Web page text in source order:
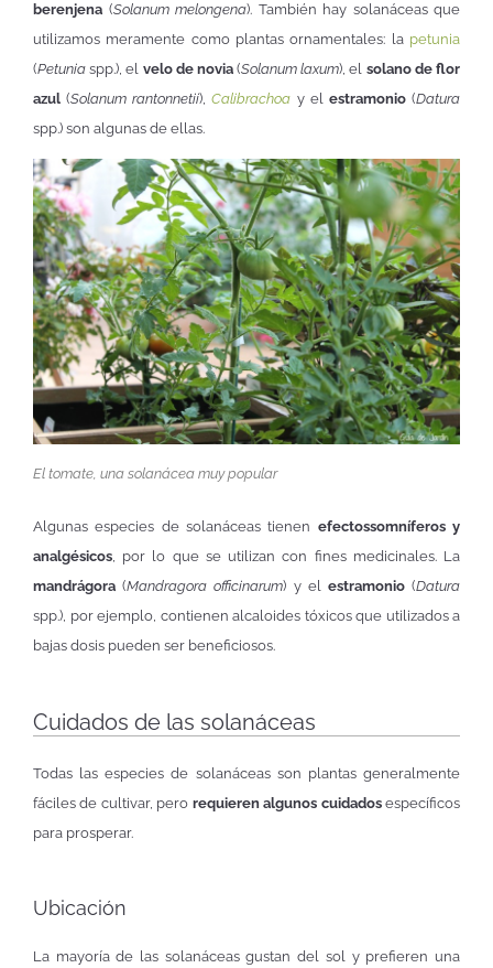
berenjena (Solanum melongena). También hay solanáceas que
utilizamos meramente como plantas ornamentales: la petunia
(Petunia spp.), el velo de novia(Solanum laxum), el solano de flor
azul (Solanum rantonnetii),Calibrachoa y el estramonio(Datura
spp.) son algunas de ellas.
El tomate, una solanácea muy popular
Algunas especies de solanáceas tienen efectossomníferos y
analgésicos , por lo que se utilizan con fines medicinales. La
mandrágora (Mandragora officinarum) y el estramonio(Datura
spp.), por ejemplo, contienen alcaloides tóxicos que utilizados a
bajas dosis pueden ser beneficiosos.
Cuidados de las solanáceas
Todas las especies de solanáceas son plantas generalmente
fáciles de cultivar, pero requieren algunos cuidadosespecíficos
para prosperar.
Ubicación
La mayoría de las solanáceas gustan del sol y prefieren una